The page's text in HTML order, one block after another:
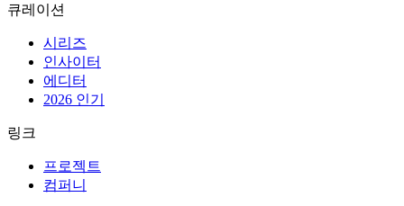
큐레이션
시리즈
인사이터
에디터
2026 인기
링크
프로젝트
컴퍼니